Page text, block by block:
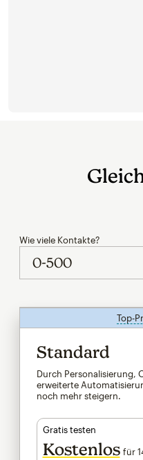
Wie viele Kontakte?
Top-
Standard
Durch Personalisierung,
erweiterte
noch mehr steigern.
Gratis testen
Kostenlos für